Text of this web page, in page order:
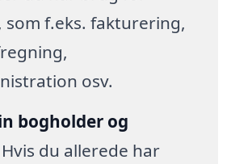
f.eks. fakturering,
osv.
bogholder og
du allerede har